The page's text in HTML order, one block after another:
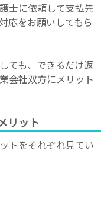
士に依頼して支払先
応をお願いしてもら
ても、できるだけ返
会社双方にメリット
リット
トをそれぞれ見てい